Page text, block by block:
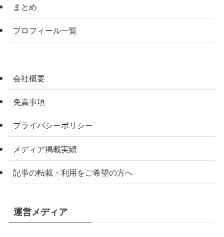
まとめ
プロフィール一覧
会社概要
免責事項
プライバシーポリシー
メディア掲載実績
記事の転載・利用をご希望の方へ
運営メディア